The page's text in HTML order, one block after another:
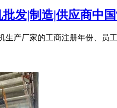
发|制造|供应商中
生产厂家的工商注册年份、